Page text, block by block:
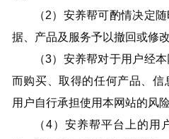
（2）安养帮可酌情决定
据、产品及服务予以撤回或修
（3）安养帮对于用户经
而购买、取得的任何产品、信
用户自行承担使用本网站的风险
（4）安养帮平台上的用